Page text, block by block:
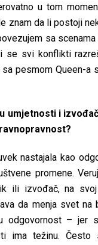
u tom
znam da li postoji
sa
se svi konflikti
sa pesmom Queen-a
umjetnosti i
nastajala kao
promene.
ili izvođač, na
da menja svet na
odgovornost – jer
ima težinu. Često